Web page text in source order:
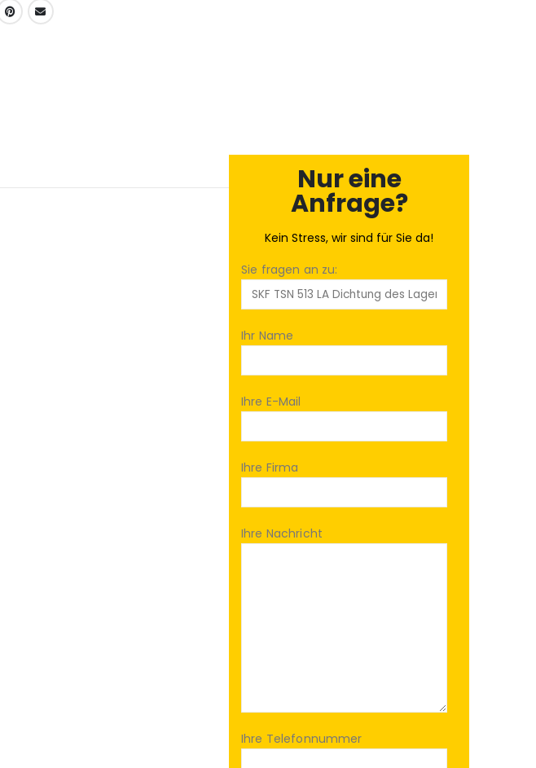
Nur eine
Anfrage?
Kein Stress, wir sind für Sie da!
Sie fragen an zu:
Ihr Name
Ihre E-Mail
Ihre Firma
Ihre Nachricht
Ihre Telefonnummer